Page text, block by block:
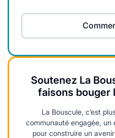
Soutenez La
faisons bouger
La Bouscule, c’est
communauté engagée, un
pour construire un